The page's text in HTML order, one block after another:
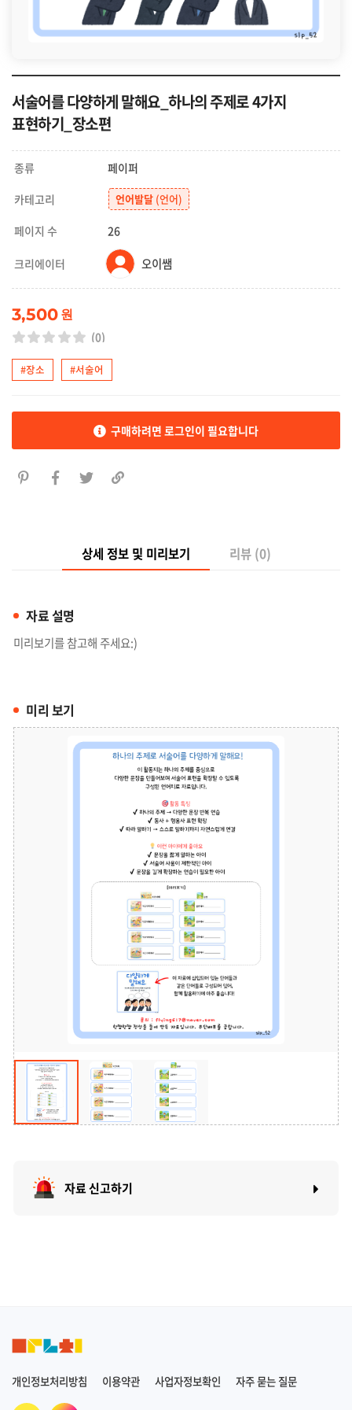
서술어를 다양하게 말해요_하나의 주제로 4가지
표현하기_장소편
종류
페이퍼
카테고리
언어발달 (언어)
페이지 수 26
크리에이터 오이쌤
3,500 원
(0)
#장소 #서술어
구매하려면 로그인이 필요합니다
상세 정보 및 미리보기 리뷰 (0)
자료 설명
미리보기를 참고해 주세요:)
미리 보기
자료 신고하기
개인정보처리방침 이용약관 사업자정보확인 자주 묻는 질문